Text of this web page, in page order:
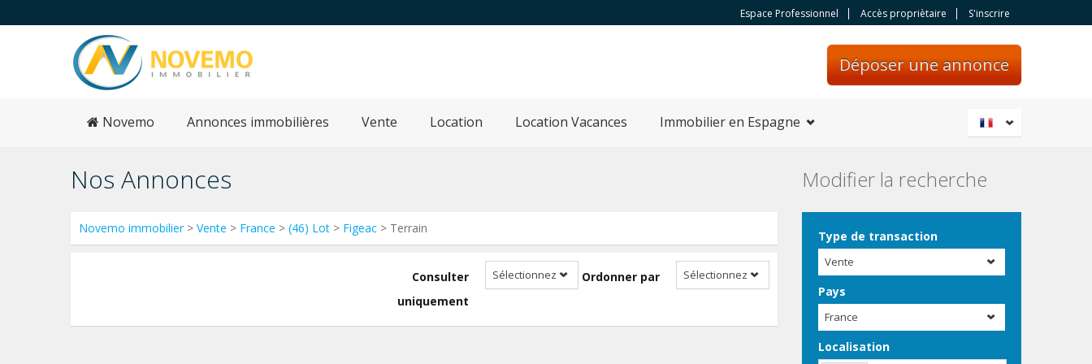
Espace Professionnel Accès propriètaire S'inscrire
Déposer une annonce
Novemo Annonces immobilières Vente Location Location Vacances Immobilier en Espagne
Nos Annonces
Novemo immobilier> Vente > France > (46) Lot > Figeac > Terrain
Ordonner par Sélectionnez
Consulter
uniquement
Sélectionnez
Modifier la recherche
Type de transaction
Vente
Pays
France
Localisation